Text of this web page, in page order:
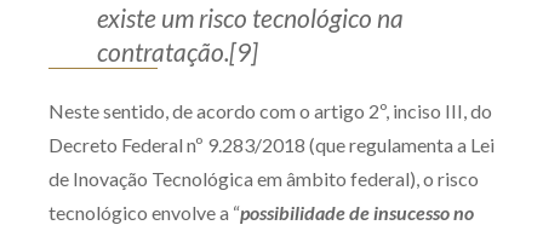
existe um risco tecnológico na
contratação.[9]
Neste sentido, de acordo com o artigo 2º, inciso III, do
Decreto Federal nº 9.283/2018 (que regulamenta a Lei
de Inovação Tecnológica em âmbito federal), o risco
tecnológico envolve a “possibilidade de insucesso no